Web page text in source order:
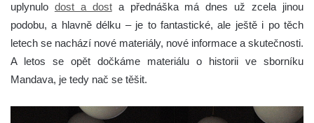
uplynulo dost a dosta přednáška má dnes už zcela jinou
podobu, a hlavně délku – je to fantastické, ale ještě i po těch
letech se nachází nové materiály, nové informace a skutečnosti.
A letos se opět dočkáme materiálu o historii ve sborníku
Mandava, je tedy nač se těšit.